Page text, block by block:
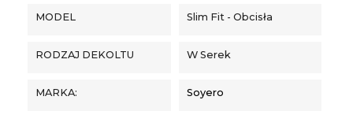
MODEL Slim Fit - Obcisła
RODZAJ DEKOLTU W Serek
MARKA: Soyero